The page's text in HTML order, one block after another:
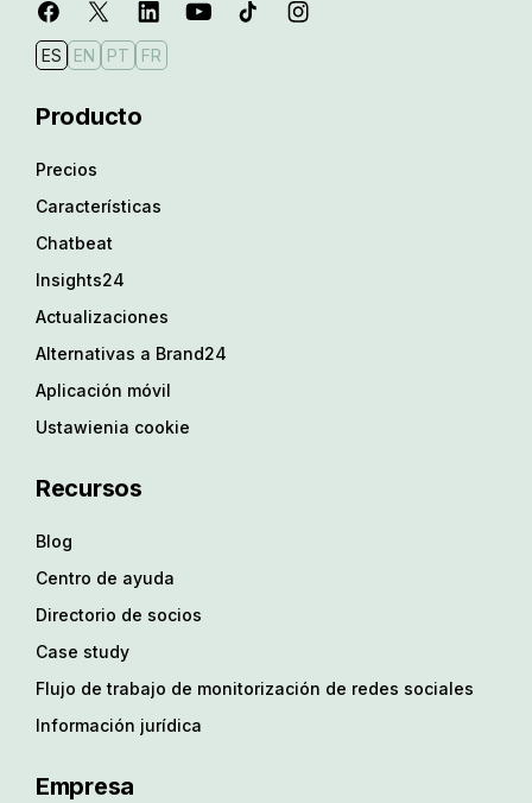
ES EN PT FR
Producto
Precios
Características
Chatbeat
Insights24
Actualizaciones
Alternativas a Brand24
Aplicación móvil
Ustawienia cookie
Recursos
Blog
Centro de ayuda
Directorio de socios
Case study
Flujo de trabajo de monitorización de redes sociales
Información jurídica
Empresa